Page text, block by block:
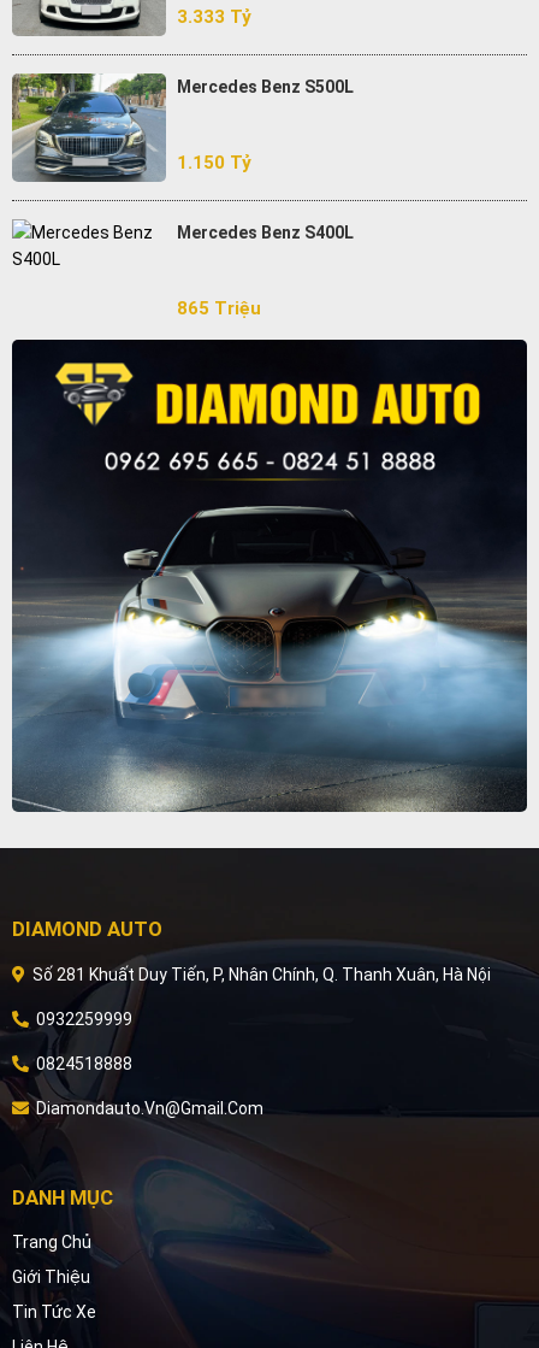
3.333 Tỷ
Mercedes Benz S500L
1.150 Tỷ
Mercedes Benz S400L
865 Triệu
DIAMOND AUTO
Số 281 Khuất Duy Tiến, P, Nhân Chính, Q. Thanh Xuân, Hà Nội
0932259999
0824518888
Diamondauto.vn@gmail.com
DANH MỤC
Trang Chủ
Giới Thiệu
Tin Tức Xe